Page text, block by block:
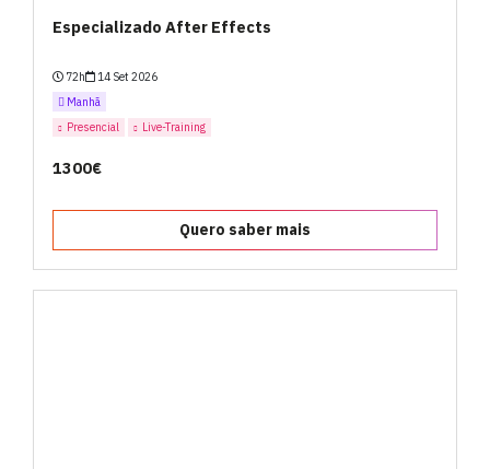
Especializado After Effects
72h
14 Set 2026
Manhã
Presencial
Live-Training
1300€
Quero saber mais